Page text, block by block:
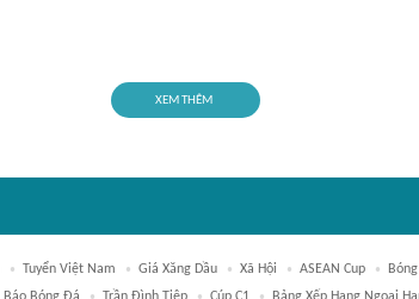
XEM THÊM
Tuyển Việt Nam Giá Xăng Dầu Xã Hội ASEAN Cup